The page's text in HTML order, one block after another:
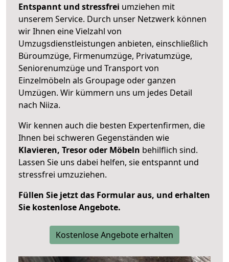
Entspannt und stressfrei umziehen mit
unserem Service. Durch unser Netzwerk können
wir Ihnen eine Vielzahl von
Umzugsdienstleistungen anbieten, einschließlich
Büroumzüge, Firmenumzüge, Privatumzüge,
Seniorenumzüge und Transport von
Einzelmöbeln als Groupage oder ganzen
Umzügen. Wir kümmern uns um jedes Detail
nach Niiza.
Wir kennen auch die besten Expertenfirmen, die
Ihnen bei schweren Gegenständen wie
Klavieren, Tresor oder Möbeln behilflich sind.
Lassen Sie uns dabei helfen, sie entspannt und
stressfrei umzuziehen.
Füllen Sie jetzt das Formular aus, und erhalten
Sie kostenlose Angebote.
Kostenlose Angebote erhalten